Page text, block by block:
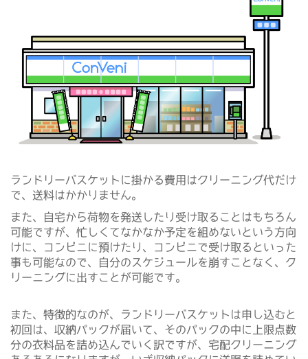
ランドリーバスケットに掛かる費用はクリーニング代だけ
で、送料はかかりません。
また、自宅から荷物を発送したり受け取ることはもちろん
可能ですが、忙しくてなかなか予定を組めないという方向
けに、コンビニに預けたり、コンビニで受け取るといった
事も可能なので、自分のスケジュールを崩すことなく、ク
リーニングに出すことが可能です。
また、特徴的なのが、ランドリーバスケットは申し込むと
初回は、収納パックが届いて、そのパックの中に上限点数
分の衣料品を詰め込んでいく訳ですが、宅配クリーニング